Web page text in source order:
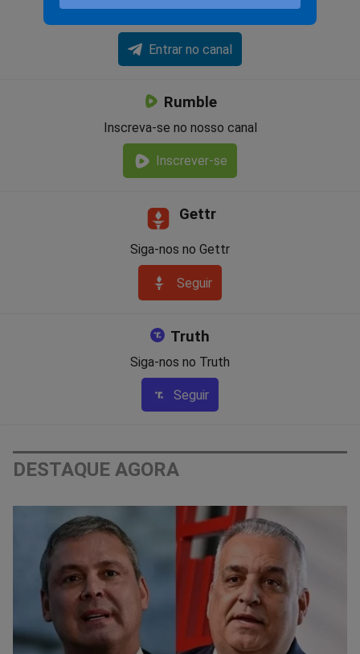
Entrar no canal
Rumble
Inscreva-se no nosso canal
Inscrever-se
Gettr
Siga-nos no Gettr
Seguir
Truth
Siga-nos no Truth
Seguir
DESTAQUE AGORA